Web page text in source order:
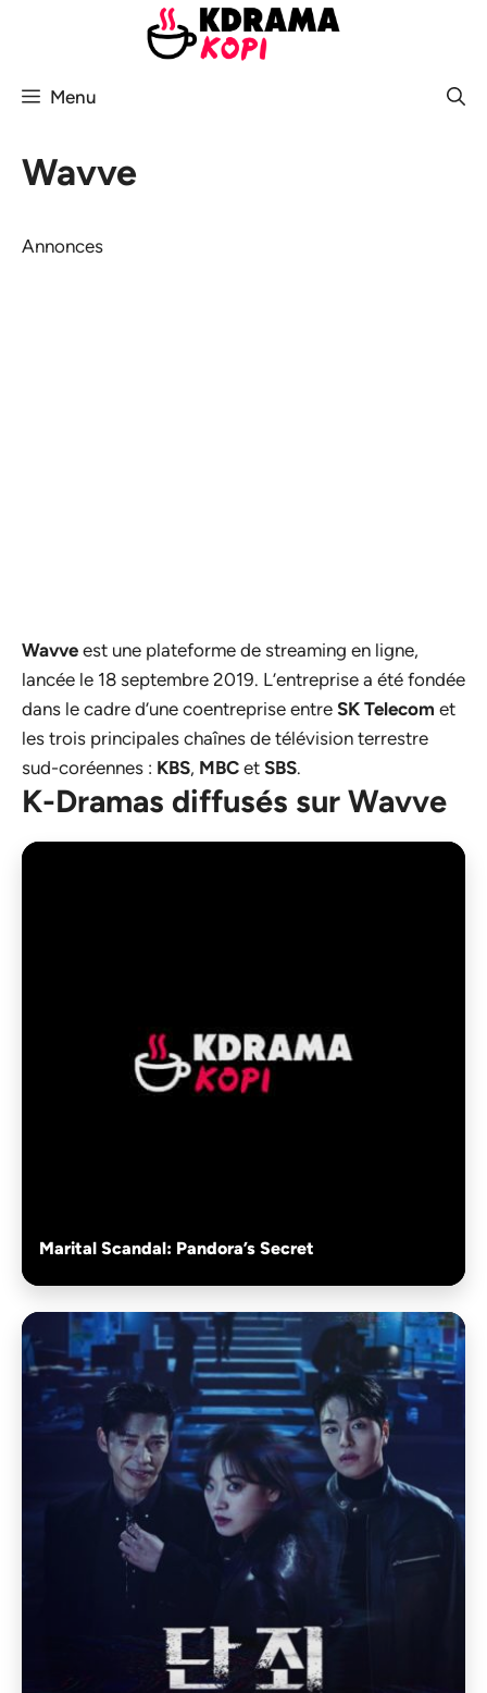
Menu
Wavve
Annonces
Wavve est une plateforme de streaming en ligne,
lancée le 18 septembre 2019. L’entreprise a été fondée
dans le cadre d’une coentreprise entre SK Telecom et
les trois principales chaînes de télévision terrestre
sud-coréennes : KBS, MBC et SBS.
K-Dramas diffusés sur Wavve
Marital Scandal: Pandora’s Secret